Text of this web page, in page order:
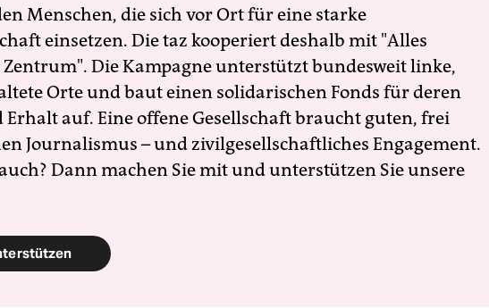
Menschen, die sich vor Ort für eine starke
einsetzen. Die taz kooperiert deshalb mit "Alles
Die Kampagne unterstützt bundesweit linke,
Orte und baut einen solidarischen Fonds für deren
Erhalt auf. Eine offene Gesellschaft braucht guten, frei
Journalismus – und zivilgesellschaftliches Engagement.
Dann machen Sie mit und unterstützen Sie unsere